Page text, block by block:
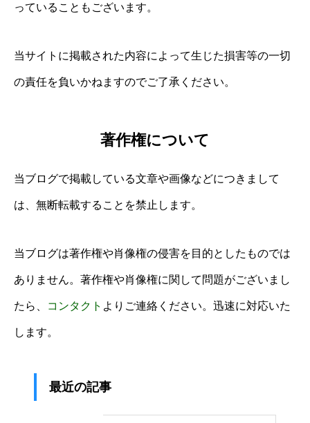
っていることもございます。
当サイトに掲載された内容によって生じた損害等の一切
の責任を負いかねますのでご了承ください。
著作権について
当ブログで掲載している文章や画像などにつきまして
は、無断転載することを禁止します。
当ブログは著作権や肖像権の侵害を目的としたものでは
ありません。著作権や肖像権に関して問題がございまし
たら、 コンタクト よりご連絡ください。迅速に対応いた
します。
最近の記事